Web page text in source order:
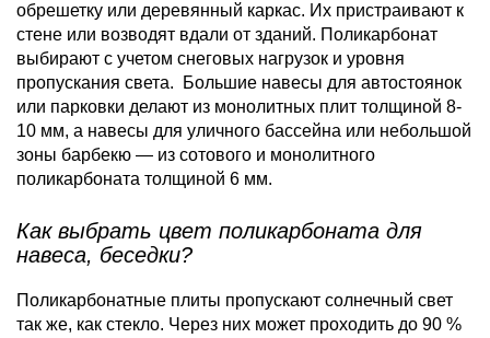
обрешетку или деревянный каркас. Их пристраивают к
стене или возводят вдали от зданий. Поликарбонат
выбирают с учетом снеговых нагрузок и уровня
пропускания света. Большие навесы для автостоянок
или парковки делают из монолитных плит толщиной 8-
10 мм, а навесы для уличного бассейна или небольшой
зоны барбекю — из сотового и монолитного
поликарбоната толщиной 6 мм.
Как выбрать цвет поликарбоната для
навеса, беседки?
Поликарбонатные плиты пропускают солнечный свет
так же, как стекло. Через них может проходить до 90 %